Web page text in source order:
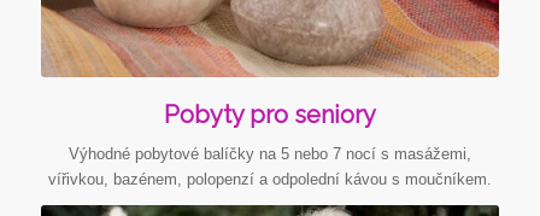
Pobyty pro seniory
Výhodné pobytové balíčky na 5 nebo 7 nocí s masážemi,
vířivkou, bazénem, polopenzí a odpolední kávou s moučníkem.